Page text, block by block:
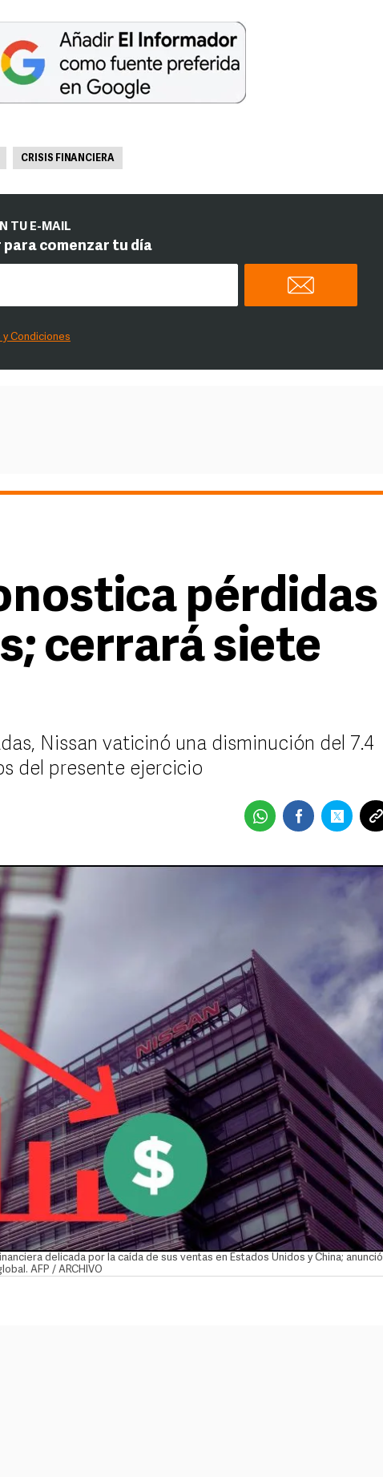
CRISIS FINANCIERA
TU E-MAIL
para comenzar tu día
y Condiciones
pérdidas
cerrará siete
Nissan vaticinó una disminución del 7.4
del presente ejercicio
delicada por la caída de sus ventas en Estados Unidos y China; anunció
AFP / ARCHIVO